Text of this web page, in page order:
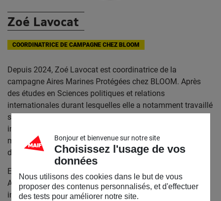
Zoé Lavocat
COORDINATRICE DE CAMPAGNE CHEZ BLOOM
Depuis 2024, Zoé Lavocat est coordinatrice de la
campagne Aires Marines Protégées chez BLOOM. Après
des études en Sciences politiques et relations
internationales durant lesquelles elle a notamment travaillé
sur l’inclusion du genre dans les négociations
internationales climatiques, Zoé Lavocat a rejoint le
mouvement climat, tant comme activiste que responsable
de campagne.
Elle a ainsi travaillé pendant 4 ans au sein du Réseau
Action Climat France, d’abord sur les négociations
internationales, mais surtout sur les politiques climatiques
Bonjour et bienvenue sur notre site
Choisissez l'usage de vos
données
Nous utilisons des cookies dans le but de vous
proposer des contenus personnalisés, et d'effectuer
des tests pour améliorer notre site.